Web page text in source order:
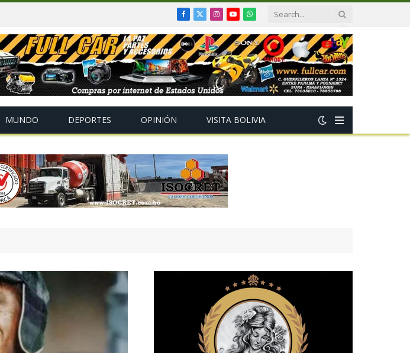
Facebook
X
(Twitter)
Instagram
YouTubeWhatsApp
MUNDO DEPORTES OPINIÓN VISITA BOLIVIA